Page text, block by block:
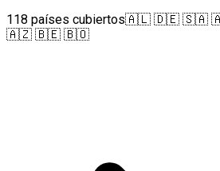
118 países cubiertos🇦🇱 🇩🇪 🇸🇦
🇦🇿 🇧🇪 🇧🇴